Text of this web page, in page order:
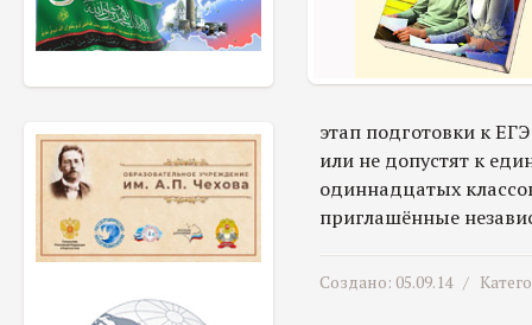
этап подготовки к
или не допустят к
одиннадцатых
приглашённые
Создано: 05.09.14 /